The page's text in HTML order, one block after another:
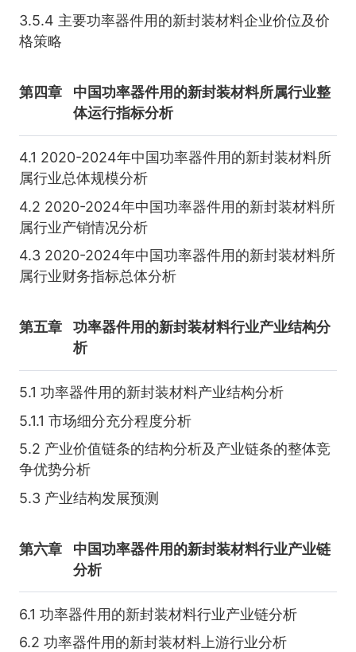
3.5.4 主要功率器件用的新封装材料企业价位及价
格策略
第四章
中国功率器件用的新封装材料所属行业整
体运行指标分析
4.1 2020-2024年中国功率器件用的新封装材料所
属行业总体规模分析
4.2 2020-2024年中国功率器件用的新封装材料所
属行业产销情况分析
4.3 2020-2024年中国功率器件用的新封装材料所
属行业财务指标总体分析
第五章
功率器件用的新封装材料行业产业结构分
析
5.1 功率器件用的新封装材料产业结构分析
5.1.1 市场细分充分程度分析
5.2 产业价值链条的结构分析及产业链条的整体竞
争优势分析
5.3 产业结构发展预测
第六章
中国功率器件用的新封装材料行业产业链
分析
6.1 功率器件用的新封装材料行业产业链分析
6.2 功率器件用的新封装材料上游行业分析